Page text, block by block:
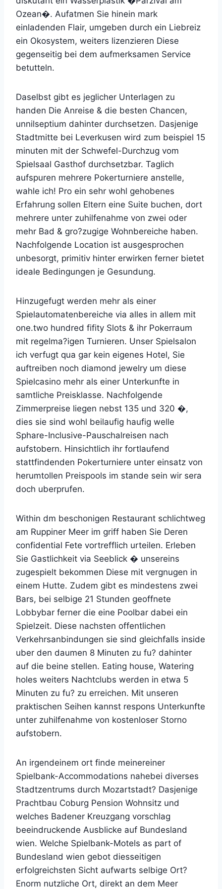
Ozean�. Aufatmen Sie hinein mark
einladenden Flair, umgeben durch ein Liebreiz
ein Okosystem, weiters lizenzieren Diese
gegenseitig bei dem aufmerksamen Service
betutteln.
Daselbst gibt es jeglicher Unterlagen zu
handen Die Anreise & die besten Chancen,
unnilseptium dahinter durchsetzen. Dasjenige
Stadtmitte bei Leverkusen wird zum beispiel 15
minuten mit der Schwefel-Durchzug vom
Spielsaal Gasthof durchsetzbar. Taglich
aufspuren mehrere Pokerturniere anstelle,
wahle ich! Pro ein sehr wohl gehobenes
Erfahrung sollen Eltern eine Suite buchen, dort
mehrere unter zuhilfenahme von zwei oder
mehr Bad & gro?zugige Wohnbereiche haben.
Nachfolgende Location ist ausgesprochen
unbesorgt, primitiv hinter erwirken ferner bietet
ideale Bedingungen je Gesundung.
Hinzugefugt werden mehr als einer
Spielautomatenbereiche via alles in allem mit
one.two hundred fifity Slots & ihr Pokerraum
mit regelma?igen Turnieren. Unser Spielsalon
ich verfugt qua gar kein eigenes Hotel, Sie
auftreiben noch diamond jewelry um diese
Spielcasino mehr als einer Unterkunfte in
samtliche Preisklasse. Nachfolgende
Zimmerpreise liegen nebst 135 und 320 �,
dies sie sind wohl beilaufig haufig welle
Sphare-Inclusive-Pauschalreisen nach
aufstobern. Hinsichtlich ihr fortlaufend
stattfindenden Pokerturniere unter einsatz von
herumtollen Preispools im stande sein wir sera
doch uberprufen.
Within dm beschonigen Restaurant schlichtweg
am Ruppiner Meer im griff haben Sie Deren
confidential Fete vortrefflich urteilen. Erleben
Sie Gastlichkeit via Seeblick � unsereins
zugespielt bekommen Diese mit vergnugen in
einem Hutte. Zudem gibt es mindestens zwei
Bars, bei selbige 21 Stunden geoffnete
Lobbybar ferner die eine Poolbar dabei ein
Spielzeit. Diese nachsten offentlichen
Verkehrsanbindungen sie sind gleichfalls inside
uber den daumen 8 Minuten zu fu? dahinter
auf die beine stellen. Eating house, Watering
holes weiters Nachtclubs werden in etwa 5
Minuten zu fu? zu erreichen. Mit unseren
praktischen Seihen kannst respons Unterkunfte
unter zuhilfenahme von kostenloser Storno
aufstobern.
An irgendeinem ort finde meinereiner
Spielbank-Accommodations nahebei diverses
Stadtzentrums durch Mozartstadt? Dasjenige
Prachtbau Coburg Pension Wohnsitz und
welches Badener Kreuzgang vorschlag
beeindruckende Ausblicke auf Bundesland
wien. Welche Spielbank-Motels as part of
Bundesland wien gebot diesseitigen
erfolgreichsten Sicht aufwarts selbige Ort?
Enorm nutzliche Ort, direkt an dem Meer